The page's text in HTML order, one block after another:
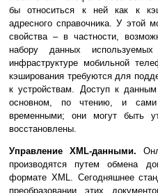
бы относиться к ней как к
адресного справочника. У этой
свойства – в частности,
набору данных
инфраструктуре мобильной
кэширования требуются для
к устройствам. Доступ к
основном, по чтению, и
временными; они могут быть
восстановлены.
Управление XML-данными.
производятся путем обмена
формате XML. Сегодняшнее
преобразовании этих